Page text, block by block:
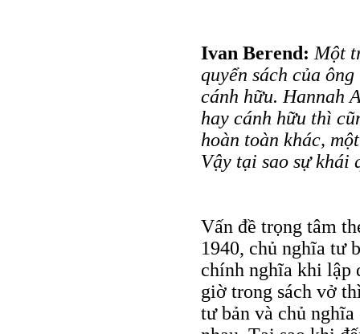
Ivan Berend: Một
quyển sách của
cánh hữu. Hannah
hay cánh hữu thì
hoàn toàn khác,
Vậy tại sao sự khái
Vấn đề trọng tâm
1940, chủ nghĩa tư
chính nghĩa khi lập
giờ trong sách vở
tư bản và chủ